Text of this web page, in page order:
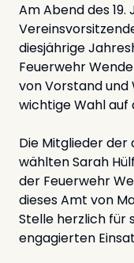
Am Abend des
diesjährige
Feuerwehr
von Vorstand und
wichtige Wahl auf
Die Mitglieder der
wählten Sarah
der Feuerwehr
dieses Amt von
Stelle herzlich für
engagierten